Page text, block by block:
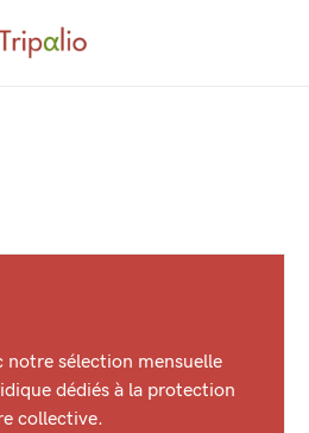
notre sélection mensuelle
dédiés à la protection
collective.